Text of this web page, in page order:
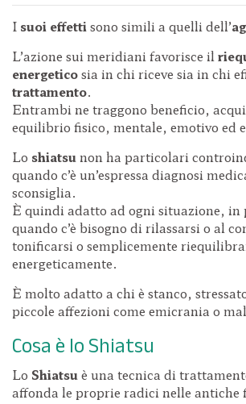
I suoi effetti sono simili a quelli dell’
L’azione sui meridiani favorisce il
energeticosia in chi riceve sia in chi
trattamento.
Entrambi ne traggono beneficio,
equilibrio fisico, mentale, emotivo ed
Lo shiatsu non ha particolari
quando c’è un’espressa diagnosi
sconsiglia.
È quindi adatto ad ogni situazione, in
quando c’è bisogno di rilassarsi o al
tonificarsi o semplicemente
energeticamente.
È molto adatto a chi è stanco,
piccole affezioni come emicrania o
Cosa è lo Shiatsu
Lo Shiatsuè una tecnica di
affonda le proprie radici nelle antiche